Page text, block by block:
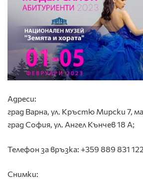
Адреси:
град Варна, ул. Кръстю Мирски 7,
град София, ул. Ангел Кънчев 18 А;
Телефон за връзка: +359 889 831 122
Снимки: